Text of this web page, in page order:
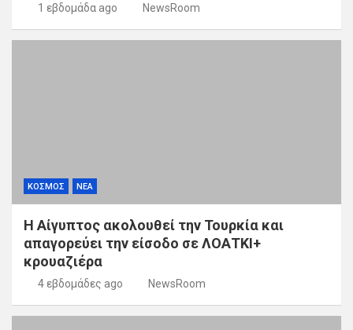
1 εβδομάδα ago NewsRoom
ΚΟΣΜΟΣ ΝΕΑ
Η Αίγυπτος ακολουθεί την Τουρκία και
απαγορεύει την είσοδο σε ΛΟΑΤΚΙ+
κρουαζιέρα
4 εβδομάδες ago NewsRoom